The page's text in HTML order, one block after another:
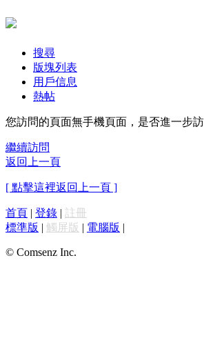
搜尋
版塊列表
用戶信息
熱帖
您訪問的頁面無手機頁面，是否進一步
繼續訪問
返回上一頁
[ 點擊這裡返回上一頁 ]
首頁 | 登錄 | 註冊
標準版 | 觸屏版 | 電腦版 |
© Comsenz Inc.